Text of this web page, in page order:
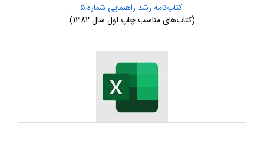
کتاب‌نامه رشد راهنمایی شماره 5
(کتاب‌های مناسب چاپ اول سال 1382)